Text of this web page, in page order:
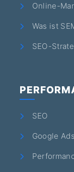
Online-
Was ist
SEO-
SEO
Google Ads